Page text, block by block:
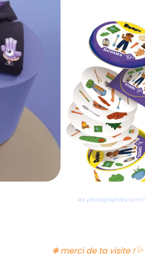
les photographies sont
❋ merci de ta visite !𓅪